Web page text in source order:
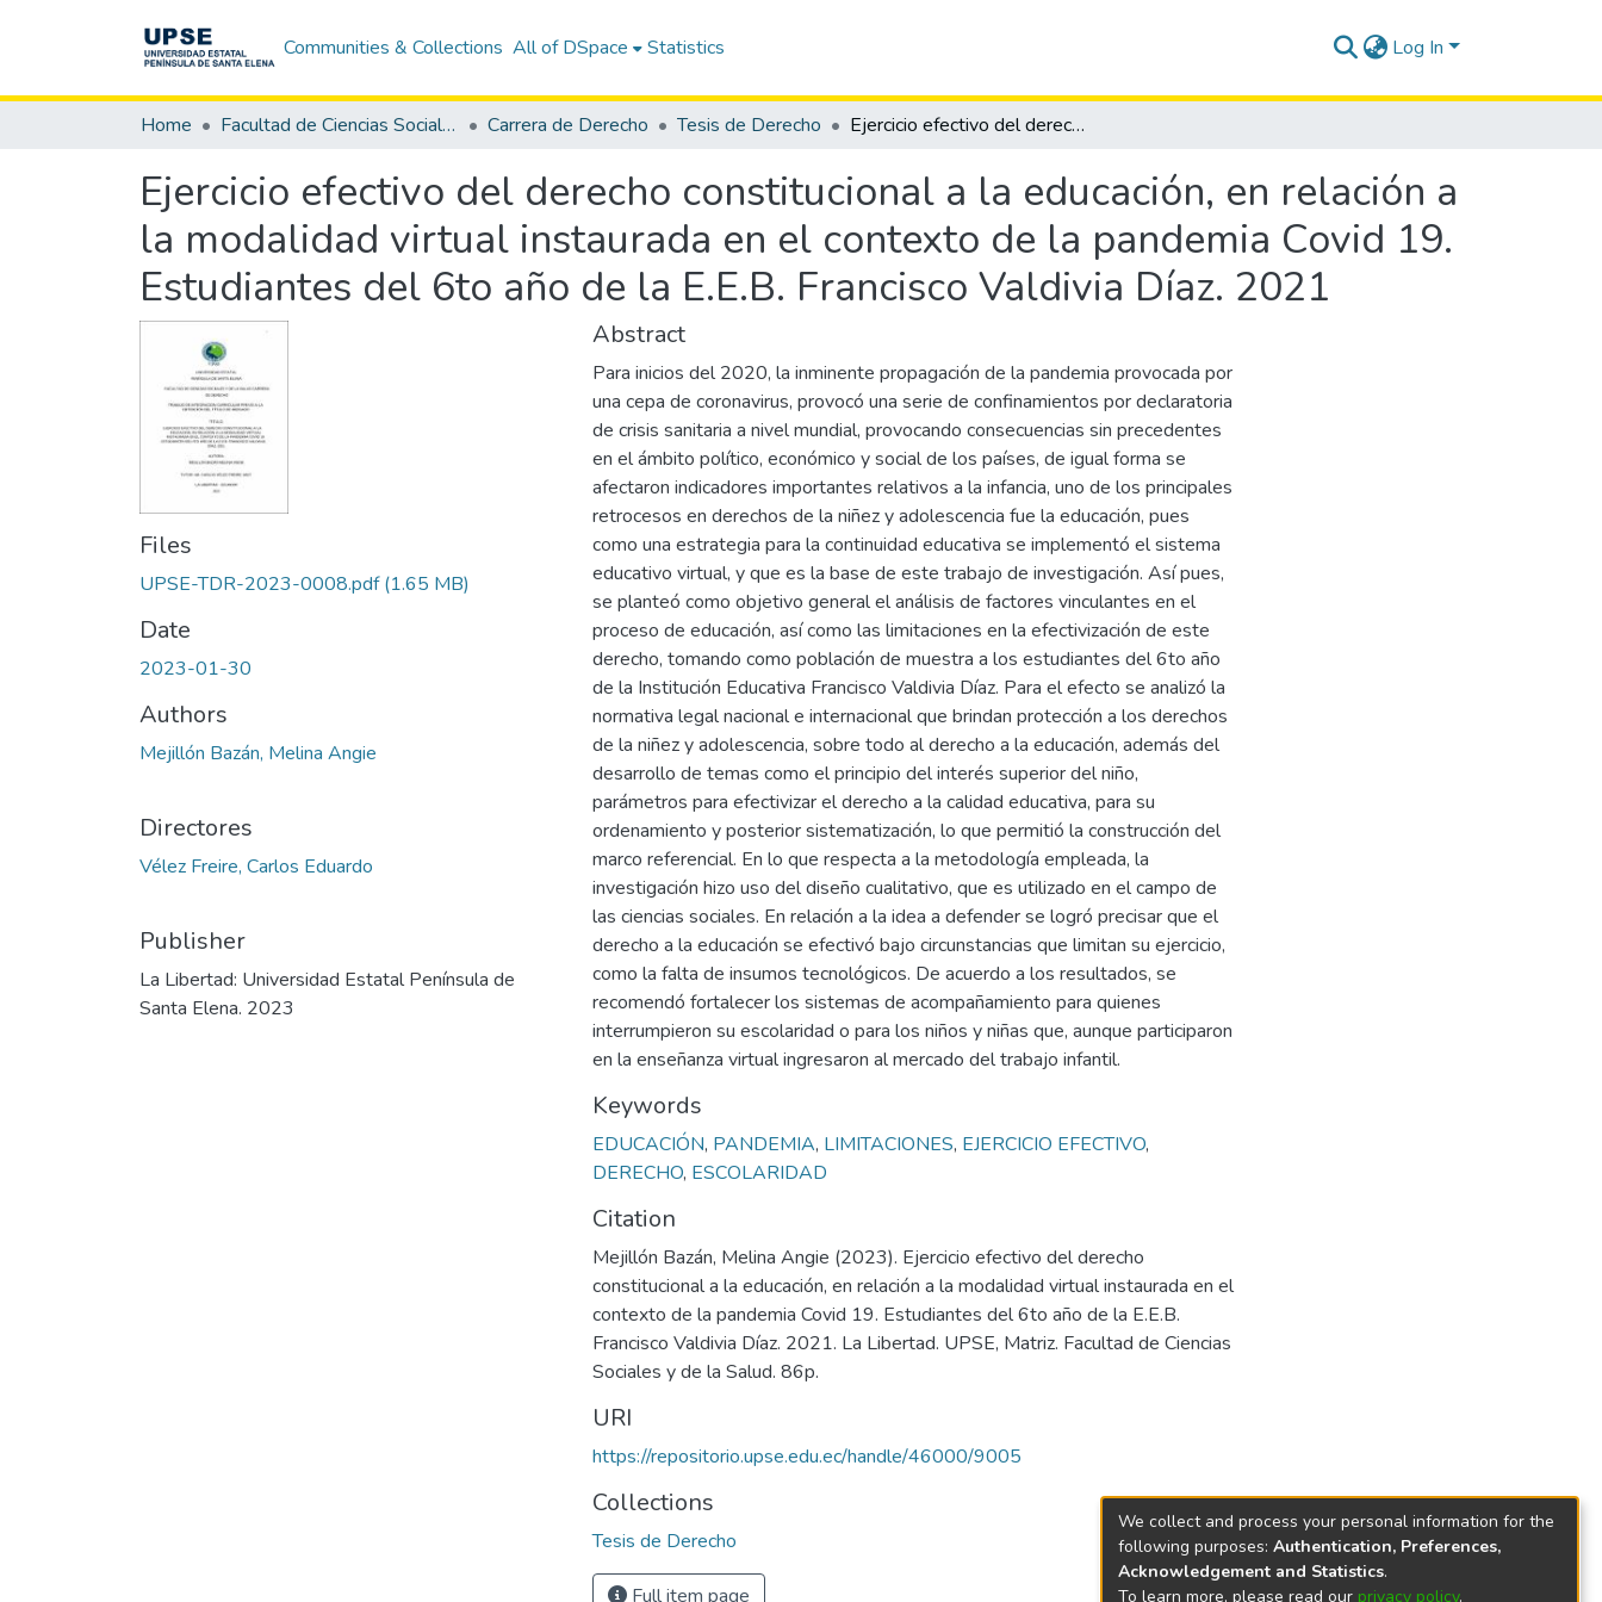
Communities & Collections All of DSpace Statistics Log In
Home Facultad de Ciencias Sociales y de la Salud Carrera de Derecho Tesis de Derecho Ejercicio efectivo del derecho constitucional a la educación, en relación a la modalidad virtual instaurada en el contexto de la pandemia Covid 19. Estudiantes del 6to año de la E.E.B. Francisco Valdivia Díaz. 2021
Ejercicio efectivo del derecho constitucional a la educación, en relación a
la modalidad virtual instaurada en el contexto de la pandemia Covid 19.
Estudiantes del 6to año de la E.E.B. Francisco Valdivia Díaz. 2021
Files
UPSE-TDR-2023-0008.pdf(1.65 MB)
Date
2023-01-30
Authors
Mejillón Bazán, Melina Angie
Directores
Vélez Freire, Carlos Eduardo
Publisher
La Libertad: Universidad Estatal Península de
Santa Elena. 2023
Abstract
Para inicios del 2020, la inminente propagación de la pandemia provocada por
una cepa de coronavirus, provocó una serie de confinamientos por declaratoria
de crisis sanitaria a nivel mundial, provocando consecuencias sin precedentes
en el ámbito político, económico y social de los países, de igual forma se
afectaron indicadores importantes relativos a la infancia, uno de los principales
retrocesos en derechos de la niñez y adolescencia fue la educación, pues
como una estrategia para la continuidad educativa se implementó el sistema
educativo virtual, y que es la base de este trabajo de investigación. Así pues,
se planteó como objetivo general el análisis de factores vinculantes en el
proceso de educación, así como las limitaciones en la efectivización de este
derecho, tomando como población de muestra a los estudiantes del 6to año
de la Institución Educativa Francisco Valdivia Díaz. Para el efecto se analizó la
normativa legal nacional e internacional que brindan protección a los derechos
de la niñez y adolescencia, sobre todo al derecho a la educación, además del
desarrollo de temas como el principio del interés superior del niño,
parámetros para efectivizar el derecho a la calidad educativa, para su
ordenamiento y posterior sistematización, lo que permitió la construcción del
marco referencial. En lo que respecta a la metodología empleada, la
investigación hizo uso del diseño cualitativo, que es utilizado en el campo de
las ciencias sociales. En relación a la idea a defender se logró precisar que el
derecho a la educación se efectivó bajo circunstancias que limitan su ejercicio,
como la falta de insumos tecnológicos. De acuerdo a los resultados, se
recomendó fortalecer los sistemas de acompañamiento para quienes
interrumpieron su escolaridad o para los niños y niñas que, aunque participaron
en la enseñanza virtual ingresaron al mercado del trabajo infantil.
Keywords
EDUCACIÓN, PANDEMIA, LIMITACIONES, EJERCICIO EFECTIVO,
DERECHO, ESCOLARIDAD
Citation
Mejillón Bazán, Melina Angie (2023). Ejercicio efectivo del derecho
constitucional a la educación, en relación a la modalidad virtual instaurada en el
contexto de la pandemia Covid 19. Estudiantes del 6to año de la E.E.B.
Francisco Valdivia Díaz. 2021. La Libertad. UPSE, Matriz. Facultad de Ciencias
Sociales y de la Salud. 86p.
URI
https://repositorio.upse.edu.ec/handle/46000/9005
Collections
Tesis de Derecho
Full item page
We collect and process your personal information for the
following purposes: Authentication, Preferences,
Acknowledgement and Statistics.
To learn more, please read our privacy policy.